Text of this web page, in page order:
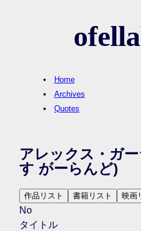
Home
Archives
Quotes
アレックス・ガ
す がーらんど)
作品リスト 書籍リスト 映画
No
タイトル